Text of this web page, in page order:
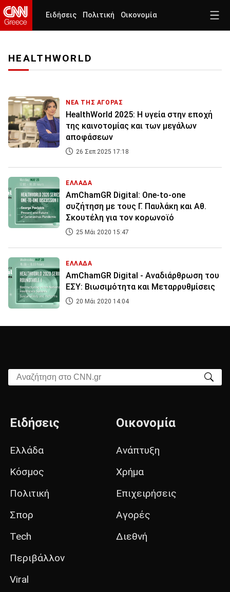
Ειδήσεις Πολιτική Οικονομία
HEALTHWORLD
ΝΕΑ ΤΗΣ ΑΓΟΡΑΣ
HealthWorld 2025: Η υγεία στην εποχή
της καινοτομίας και των μεγάλων
αποφάσεων
26 Σεπ 2025 17:18
ΕΛΛΑΔΑ
AmChamGR Digital: One-to-one
συζήτηση με τους Γ. Παυλάκη και Αθ.
Σκουτέλη για τον κορωνοϊό
25 Μάι 2020 15:47
ΕΛΛΑΔΑ
AmChamGR Digital - Αναδιάρθρωση του
ΕΣΥ: Βιωσιμότητα και Μεταρρυθμίσεις
20 Μάι 2020 14:04
Αναζήτηση στο CNN.gr
Ειδήσεις
Ελλάδα
Κόσμος
Πολιτική
Σπορ
Tech
Περιβάλλον
Viral
Οικονομία
Ανάπτυξη
Χρήμα
Επιχειρήσεις
Αγορές
Διεθνή